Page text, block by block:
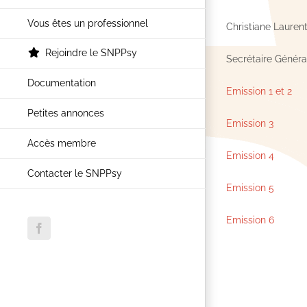
Vous êtes un professionnel
Rejoindre le SNPPsy
Documentation
Petites annonces
Accès membre
Contacter le SNPPsy
Facebook
Christiane Laurent
Secrétaire
Emission 1 et 2
Emission 3
Emission 4
Emission 5
Emission 6